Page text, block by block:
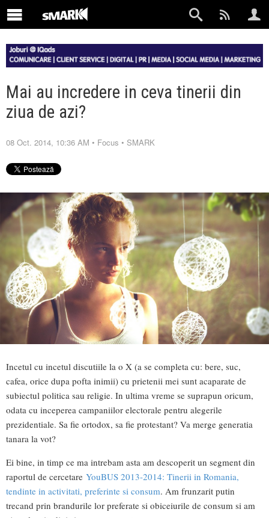
Mai au incredere in ceva tinerii din
ziua de azi?
08 Oct. 2014, 10:36 AM • Focus • SMARK
Incetul cu incetul discutiile la o X (a se completa cu: bere, suc,
cafea, orice dupa pofta inimii) cu prietenii mei sunt acaparate de
subiectul politica sau religie. In ultima vreme se suprapun oricum,
odata cu inceperea campaniilor electorale pentru alegerile
prezidentiale. Sa fie ortodox, sa fie protestant? Va merge generatia
tanara la vot?
Ei bine, in timp ce ma intrebam asta am descoperit un segment din
raportul de cercetare YouBUS 2013-2014: Tinerii in Romania,
tendinte in activitati, preferinte si consum. Am frunzarit putin
trecand prin brandurile lor preferate si obiceiurile de consum si am